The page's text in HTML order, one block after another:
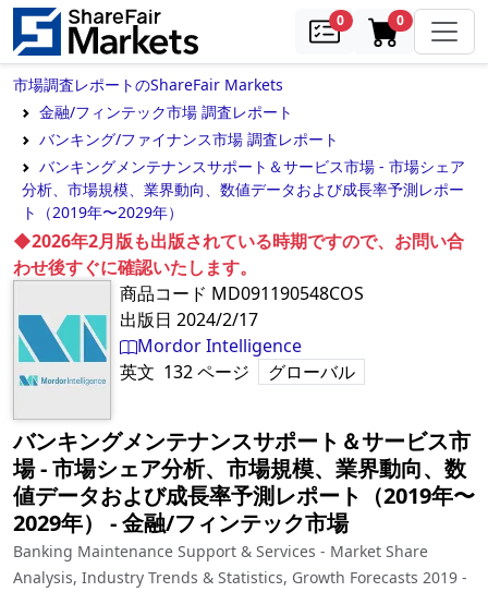
0samples0in cart
市場調査レポートのShareFair Markets
金融/フィンテック市場 調査レポート
バンキング/ファイナンス市場 調査レポート
バンキングメンテナンスサポート＆サービス市場 - 市場シェア
分析、市場規模、業界動向、数値データおよび成長率予測レポー
ト（2019年〜2029年）
◆2026年2月版も出版されている時期ですので、お問い合
わせ後すぐに確認いたします。
商品コード MD091190548COS
出版日 2024/2/17
Mordor Intelligence
英文 132ページ グローバル
バンキングメンテナンスサポート＆サービス市
場 - 市場シェア分析、市場規模、業界動向、数
値データおよび成長率予測レポート（2019年〜
2029年）
‐金融/フィンテック市場
Banking Maintenance Support & Services - Market Share
Analysis, Industry Trends & Statistics, Growth Forecasts 2019 -